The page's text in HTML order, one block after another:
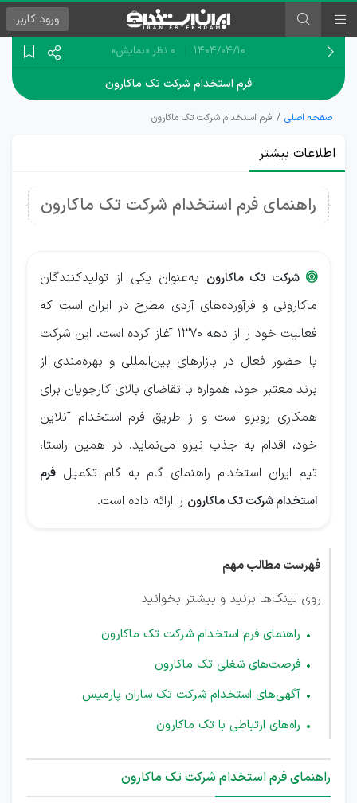
ورود کاربر
۱۴۰۴/۰۴/۱۰ 0 نظر «نمایش»
فرم استخدام شرکت تک ماکارون
صفحه اصلی فرم استخدام شرکت تک ماکارون
اطلاعات بیشتر
راهنمای فرم استخدام شرکت تک ماکارون
 شرکت تک ماکارون به‌عنوان یکی از تولیدکنندگان
ماکارونی و فرآورده‌های آردی مطرح در ایران است که
فعالیت خود را از دهه ۱۳۷۰ آغاز کرده است. این شرکت
با حضور فعال در بازارهای بین‌المللی و بهره‌مندی از
برند معتبر خود، همواره با تقاضای بالای کارجویان برای
همکاری روبرو است و از طریق فرم استخدام آنلاین
خود، اقدام به جذب نیرو می‌نماید. در همین راستا،
تیم ایران استخدام راهنمای گام به گام تکمیل فرم
استخدام شرکت تک ماکارون را ارائه داده است.
فهرست مطالب مهم
روی لینک‌ها بزنید و بیشتر بخوانید
راهنمای فرم استخدام شرکت تک ماکارون
فرصت‌های شغلی تک ماکارون
آگهی‌های استخدام شرکت تک ساران پارمیس
راه‌های ارتباطی با تک ماکارون
راهنمای فرم استخدام شرکت تک ماکارون